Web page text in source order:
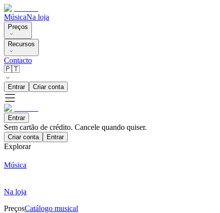
MúsicaNa loja
Preços
Recursos
Contacto
🇵🇹
Entrar Criar conta
Entrar
Sem cartão de crédito. Cancele quando quiser.
Criar conta Entrar
Explorar
Música
Na loja
PreçosCatálogo musical